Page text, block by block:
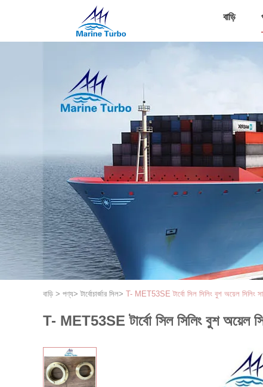
বাড়ি
বাড়ি > পণ্য>টার্বোচার্জার সিল> T- MET53SE টার্বো সিল সিলিং বুশ অয়েল সিলিং
T- MET53SE টার্বো সিল সিলিং বুশ অয়েল